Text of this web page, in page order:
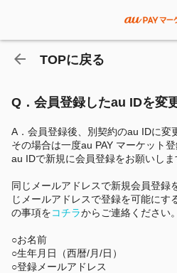
TOPに戻る
Q．会員登録したau IDを変
A．会員登録後、別契約のau IDに変
その場合は一度au PAY マーケット
au IDで新規に会員登録をお願いしま
同じメールアドレスで新規会員登録
じメールアドレスで登録を可能にす
の事項をコチラからご連絡ください。
○お名前
○生年月日（西暦/月/日）
○登録メールアドレス